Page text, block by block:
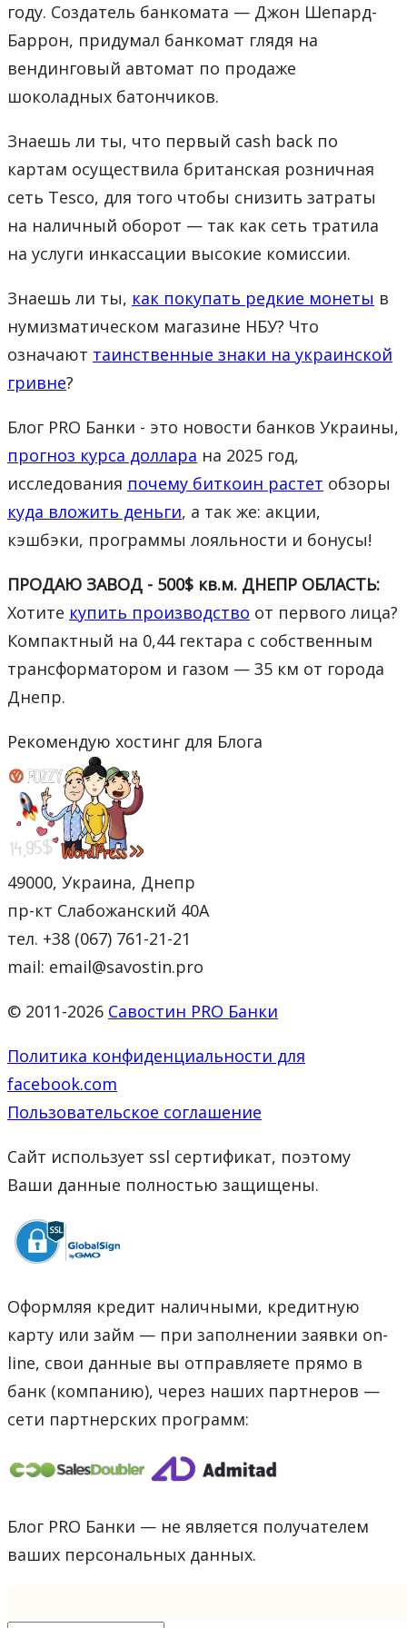
году. Создатель банкомата — Джон Шепард-
Баррон, придумал банкомат глядя на
вендинговый автомат по продаже
шоколадных батончиков.
Знаешь ли ты, что первый cash back по
картам осуществила британская розничная
сеть Tesco, для того чтобы снизить затраты
на наличный оборот — так как сеть тратила
на услуги инкассации высокие комиссии.
Знаешь ли ты, как покупать редкие монеты в
нумизматическом магазине НБУ? Что
означают таинственные знаки на украинской
гривне?
Блог PRO Банки - это новости банков Украины,
прогноз курса доллара на 2025 год,
исследования почему биткоин растет обзоры
куда вложить деньги, а так же: акции,
кэшбэки, программы лояльности и бонусы!
ПРОДАЮ ЗАВОД - 500$ кв.м. ДНЕПР ОБЛАСТЬ:
Хотите купить производство от первого лица?
Компактный на 0,44 гектара с собственным
трансформатором и газом — 35 км от города
Днепр.
Рекомендую хостинг для Блога
49000, Украина, Днепр
пр-кт Слабожанский 40А
тел. +38 (067) 761-21-21
mail: email@savostin.pro
© 2011-2026 Савостин PRO Банки
Политика конфиденциальности для
facebook.com
Пользовательское соглашение
Сайт использует ssl сертификат, поэтому
Ваши данные полностью защищены.
Оформляя кредит наличными, кредитную
карту или займ — при заполнении заявки on-
line, свои данные вы отправляете прямо в
банк (компанию), через наших партнеров —
сети партнерских программ:
Блог PRO Банки — не является получателем
ваших персональных данных.